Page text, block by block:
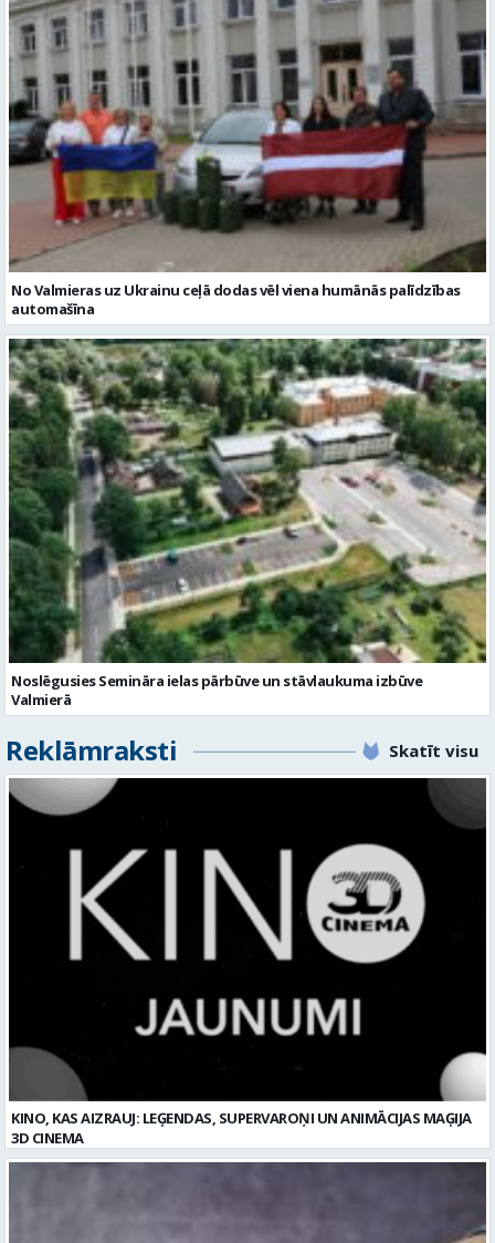
No Valmieras uz Ukrainu ceļā dodas vēl viena humānās palīdzības
automašīna
Noslēgusies Semināra ielas pārbūve un stāvlaukuma izbūve
Valmierā
Reklāmraksti Skatīt visu
KINO, KAS AIZRAUJ: LEĢENDAS, SUPERVAROŅI UN ANIMĀCIJAS MAĢIJA
3D CINEMA